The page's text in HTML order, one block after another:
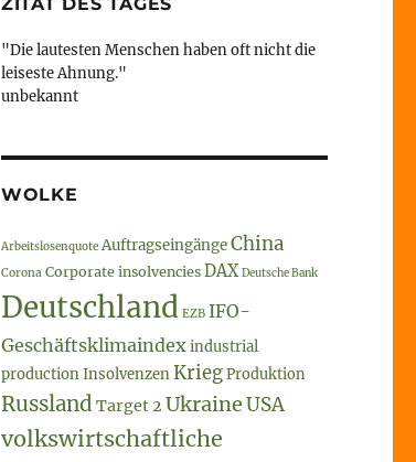
"Die lautesten Menschen haben oft nicht die
leiseste Ahnung."
unbekannt
WOLKE
Arbeitslosenquote AuftragseingängeChina
Corona Corporate insolvencies DAX Deutsche Bank
Deutschland EZB IFO-
Geschäftsklimaindexindustrial
productionInsolvenzenKriegProduktion
Russland Target 2 UkraineUSA
volkswirtschaftliche